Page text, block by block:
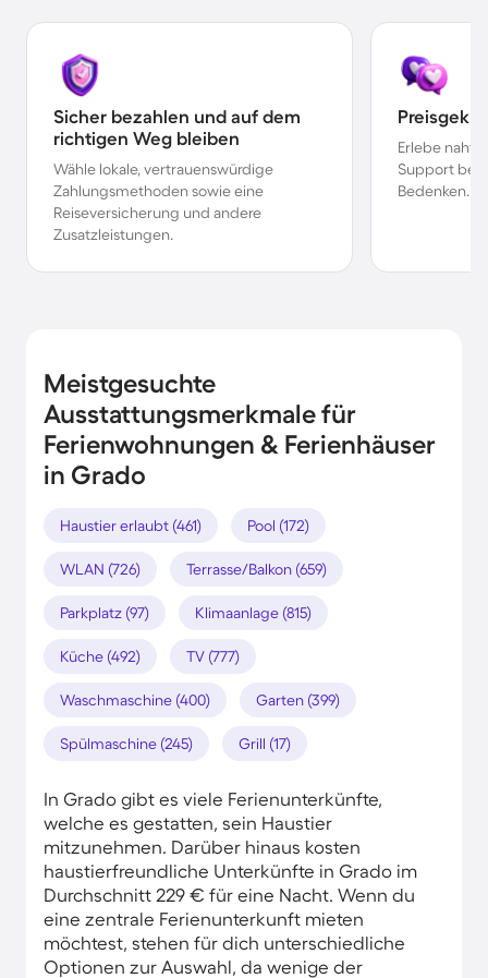
Sicher bezahlen und auf dem
richtigen Weg bleiben
Wähle lokale, vertrauenswürdige
Zahlungsmethoden sowie eine
Reiseversicherung und andere
Zusatzleistungen.
Erlebe
Support bei
Bedenken.
Meistgesuchte
Ausstattungsmerkmale für
Ferienwohnungen & Ferienhäuser
in Grado
Haustier erlaubt (461) Pool (172)
WLAN (726) Terrasse/Balkon (659)
Parkplatz (97) Klimaanlage (815)
Küche (492) TV (777)
Waschmaschine (400) Garten (399)
Spülmaschine (245) Grill (17)
In Grado gibt es viele Ferienunterkünfte,
welche es gestatten, sein Haustier
mitzunehmen. Darüber hinaus kosten
haustierfreundliche Unterkünfte in Grado im
Durchschnitt 229 € für eine Nacht. Wenn du
eine zentrale Ferienunterkunft mieten
möchtest, stehen für dich unterschiedliche
Optionen zur Auswahl, da wenige der